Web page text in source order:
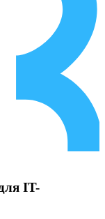
IT-